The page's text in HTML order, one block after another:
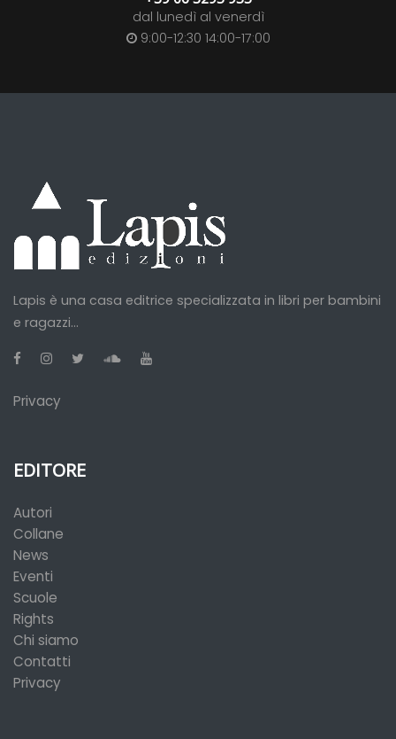
dal lunedì al venerdì
9:00-12:30 14:00-17:00
Lapis è una casa editrice specializzata in libri per bambini
e ragazzi...
Privacy
EDITORE
Autori
Collane
News
Eventi
Scuole
Rights
Chi siamo
Contatti
Privacy